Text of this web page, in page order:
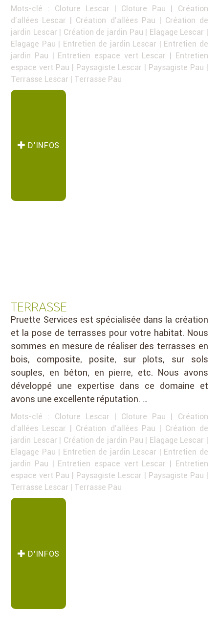
Mots-clé : Cloture Lescar | Cloture Pau | Création
d'allées Lescar | Création d'allées Pau | Création de
jardin Lescar | Création de jardin Pau | Elagage Lescar |
Elagage Pau | Entretien de jardin Lescar | Entretien de
jardin Pau | Entretien espace vert Lescar | Entretien
espace vert Pau | Paysagiste Lescar | Paysagiste Pau |
Terrasse Lescar | Terrasse Pau
D’INFOS
TERRASSE
Pruette Services est spécialisée dans la création
et la pose de terrasses pour votre habitat. Nous
sommes en mesure de réaliser des terrasses en
bois, composite, posite, sur plots, sur sols
souples, en béton, en pierre, etc. Nous avons
développé une expertise dans ce domaine et
avons une excellente réputation. …
Mots-clé : Cloture Lescar | Cloture Pau | Création
d'allées Lescar | Création d'allées Pau | Création de
jardin Lescar | Création de jardin Pau | Elagage Lescar |
Elagage Pau | Entretien de jardin Lescar | Entretien de
jardin Pau | Entretien espace vert Lescar | Entretien
espace vert Pau | Paysagiste Lescar | Paysagiste Pau |
Terrasse Lescar | Terrasse Pau
D’INFOS